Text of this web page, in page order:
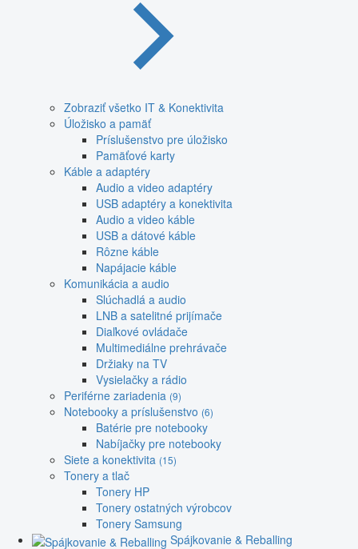
Zobraziť všetko IT & Konektivita
Úložisko a pamäť
Príslušenstvo pre úložisko
Pamäťové karty
Káble a adaptéry
Audio a video adaptéry
USB adaptéry a konektivita
Audio a video káble
USB a dátové káble
Rôzne káble
Napájacie káble
Komunikácia a audio
Slúchadlá a audio
LNB a satelitné prijímače
Diaľkové ovládače
Multimediálne prehrávače
Držiaky na TV
Vysielačky a rádio
Periférne zariadenia (9)
Notebooky a príslušenstvo (6)
Batérie pre notebooky
Nabíjačky pre notebooky
Siete a konektivita (15)
Tonery a tlač
Tonery HP
Tonery ostatných výrobcov
Tonery Samsung
Spájkovanie & Reballing